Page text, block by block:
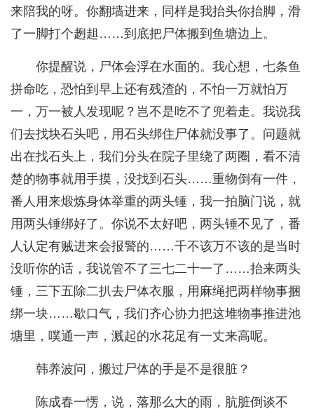
来陪我的呀。你翻墙进来，同样是我抬头你抬脚，滑
了一脚打个趔趄……到底把尸体搬到鱼塘边上。
你提醒说，尸体会浮在水面的。我心想，七条鱼
拼命吃，恐怕到早上还有残渣的，不怕一万就怕万
一，万一被人发现呢？岂不是吃不了兜着走。我说我
们去找块石头吧，用石头绑住尸体就没事了。问题就
出在找石头上，我们分头在院子里绕了两圈，看不清
楚的物事就用手摸，没找到石头……重物倒有一件，
番人用来煅炼身体举重的两头锤，我一拍脑门说，就
用两头锤绑好了。你说不太好吧，两头锤不见了，番
人认定有贼进来会报警的……千不该万不该的是当时
没听你的话，我说管不了三七二十一了……抬来两头
锤，三下五除二扒去尸体衣服，用麻绳把两样物事捆
绑一块……歇口气，我们齐心协力把这堆物事推进池
塘里，噗通一声，溅起的水花足有一丈来高呢。
韩养波问，搬过尸体的手是不是很脏？
陈成春一愣，说，落那么大的雨，肮脏倒谈不